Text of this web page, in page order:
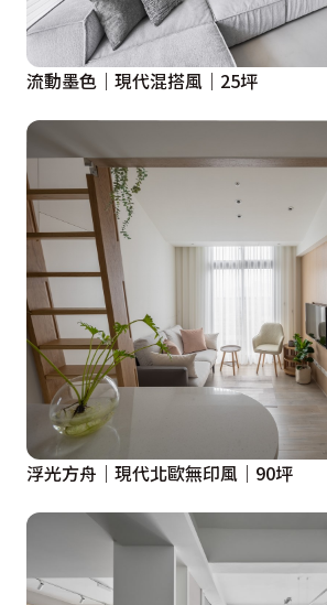
流動墨色｜現代混搭風｜25坪
浮光方舟｜現代北歐無印風｜90坪